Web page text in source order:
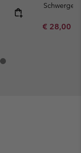
Minimum
€ 28,00